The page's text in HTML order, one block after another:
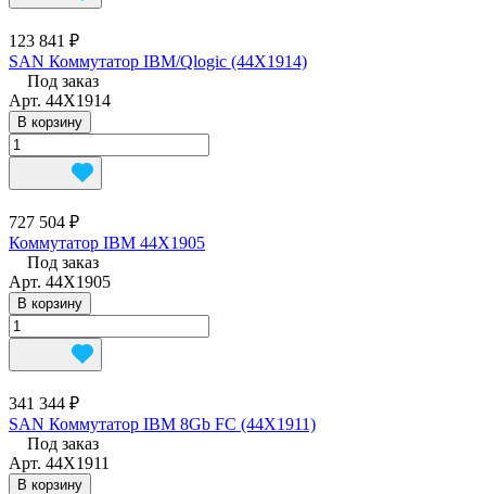
123 841 ₽
SAN Коммутатор IBM/Qlogic (44X1914)
Под заказ
Арт. 44X1914
В корзину
727 504 ₽
Коммутатор IBM 44X1905
Под заказ
Арт. 44X1905
В корзину
341 344 ₽
SAN Коммутатор IBM 8Gb FC (44Х1911)
Под заказ
Арт. 44X1911
В корзину